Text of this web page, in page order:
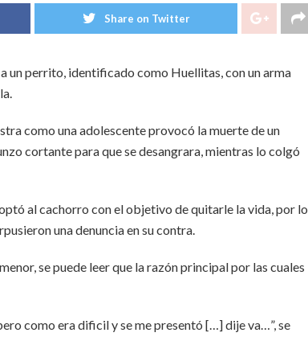
Share on Twitter
un perrito, identificado como Huellitas, con un arma
como una adolescente provocó la muerte de un
cortante para que se desangrara, mientras lo colgó
al cachorro con el objetivo de quitarle la vida, por lo
una denuncia en su contra.
se puede leer que la razón principal por las cuales
como era dificil y se me presentó […] dije va…”, se